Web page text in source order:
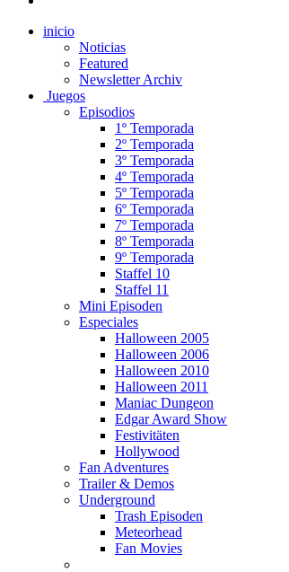
inicio
Noticias
Featured
Newsletter Archiv
Juegos
Episodios
1º Temporada
2º Temporada
3º Temporada
4º Temporada
5º Temporada
6º Temporada
7º Temporada
8º Temporada
9º Temporada
Staffel 10
Staffel 11
Mini Episoden
Especiales
Halloween 2005
Halloween 2006
Halloween 2010
Halloween 2011
Maniac Dungeon
Edgar Award Show
Festivitäten
Hollywood
Fan Adventures
Trailer & Demos
Underground
Trash Episoden
Meteorhead
Fan Movies